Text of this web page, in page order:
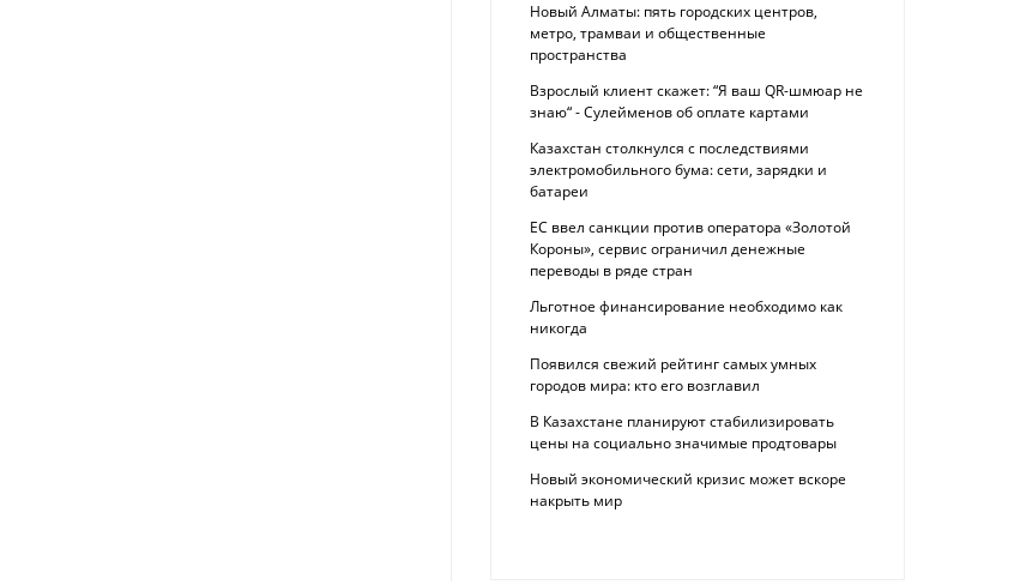
Новый Алматы: пять городских центров,
метро, трамваи и общественные
пространства
Взрослый клиент скажет: “Я ваш QR-шмюар не
знаю“ - Сулейменов об оплате картами
Казахстан столкнулся с последствиями
электромобильного бума: сети, зарядки и
батареи
ЕС ввел санкции против оператора «Золотой
Короны», сервис ограничил денежные
переводы в ряде стран
Льготное финансирование необходимо как
никогда
Появился свежий рейтинг самых умных
городов мира: кто его возглавил
В Казахстане планируют стабилизировать
цены на социально значимые продтовары
Новый экономический кризис может вскоре
накрыть мир